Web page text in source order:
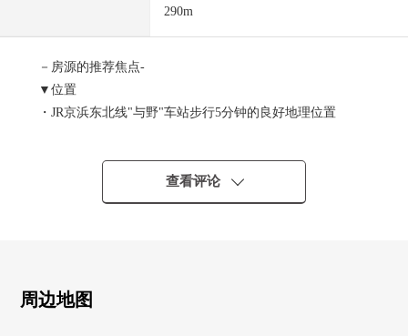
290m
－房源的推荐焦点-
▼位置
・JR京浜东北线"与野"车站步行5分钟的良好地理位置
・用地面积58.05平米(约17.56坪)
・更地交付
查看评论
周边地图